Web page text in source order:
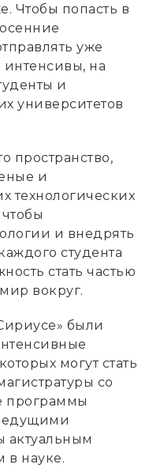
Чтобы попасть в
уже
интенсивы, на
и
университетов
пространство,
и
технологических
и внедрять
студента
стать частью
вокруг.
были
могут стать
со
программы
в науке.